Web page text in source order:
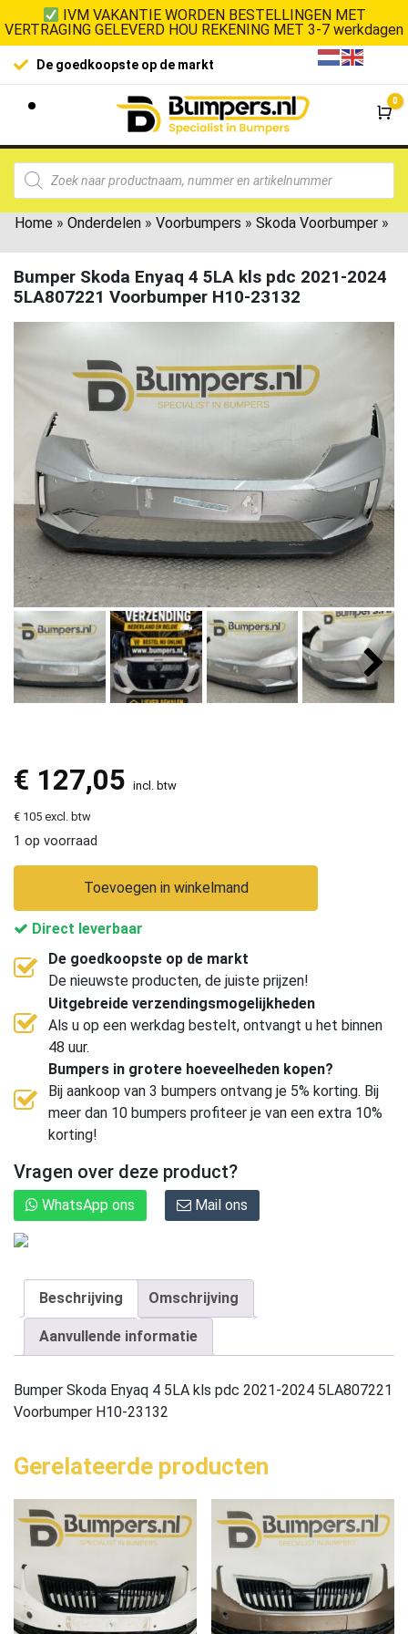
IVM VAKANTIE WORDEN BESTELLINGEN MET
VERTRAGING GELEVERD HOU REKENING MET 3-7 werkdagen
De goedkoopste op de markt
0
Home » Onderdelen » Voorbumpers » Skoda Voorbumper »
Bumper Skoda Enyaq 4 5LA kls pdc 2021-2024
5LA807221 Voorbumper H10-23132
€ 127,05 incl. btw
€ 105 excl. btw
1 op voorraad
Toevoegen in winkelmand
Direct leverbaar
De goedkoopste op de markt
De nieuwste producten, de juiste prijzen!
Uitgebreide verzendingsmogelijkheden
Als u op een werkdag bestelt, ontvangt u het binnen
48 uur.
Bumpers in grotere hoeveelheden kopen?
Bij aankoop van 3 bumpers ontvang je 5% korting. Bij
meer dan 10 bumpers profiteer je van een extra 10%
korting!
Vragen over deze product?
WhatsApp ons Mail ons
Beschrijving Omschrijving
Aanvullende informatie
Bumper Skoda Enyaq 4 5LA kls pdc 2021-2024 5LA807221
Voorbumper H10-23132
Gerelateerde producten